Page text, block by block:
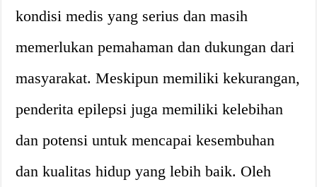
kondisi medis yang serius dan masih
memerlukan pemahaman dan dukungan dari
masyarakat. Meskipun memiliki kekurangan,
penderita epilepsi juga memiliki kelebihan
dan potensi untuk mencapai kesembuhan
dan kualitas hidup yang lebih baik. Oleh